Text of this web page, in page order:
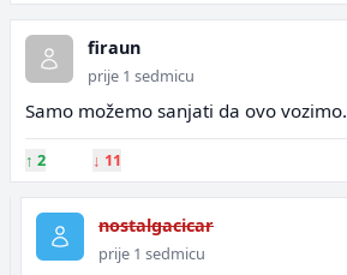
firaun
prije 1 sedmicu
Samo možemo sanjati da ovo vozimo.
↑ 2 ↓ 11
nostalgacicar
prije 1 sedmicu